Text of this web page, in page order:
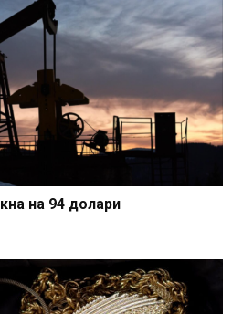
на 94 долари